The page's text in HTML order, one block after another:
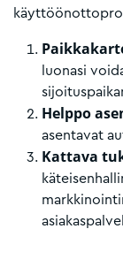
luonasi
Helppo
asentavat
Kattava